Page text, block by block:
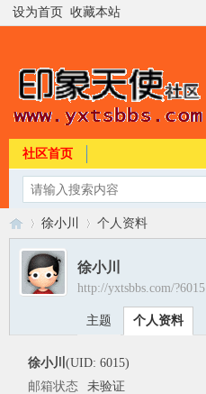
设为首页 收藏本站
社区首页
›
徐小川 个人资料
徐小川
http://yxtsbbs.com/?6015
主题 个人资料
徐小川 (UID: 6015)
邮箱状态
未验证